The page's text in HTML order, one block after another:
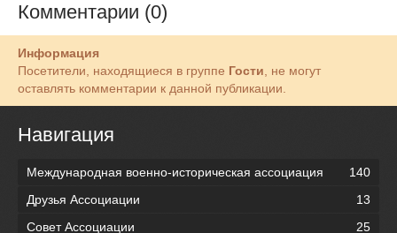
Комментарии (0)
Информация
Посетители, находящиеся в группе Гости, не могут
оставлять комментарии к данной публикации.
Навигация
Международная военно-историческая ассоциация
140
Друзья Ассоциации
13
Совет Ассоциации
25